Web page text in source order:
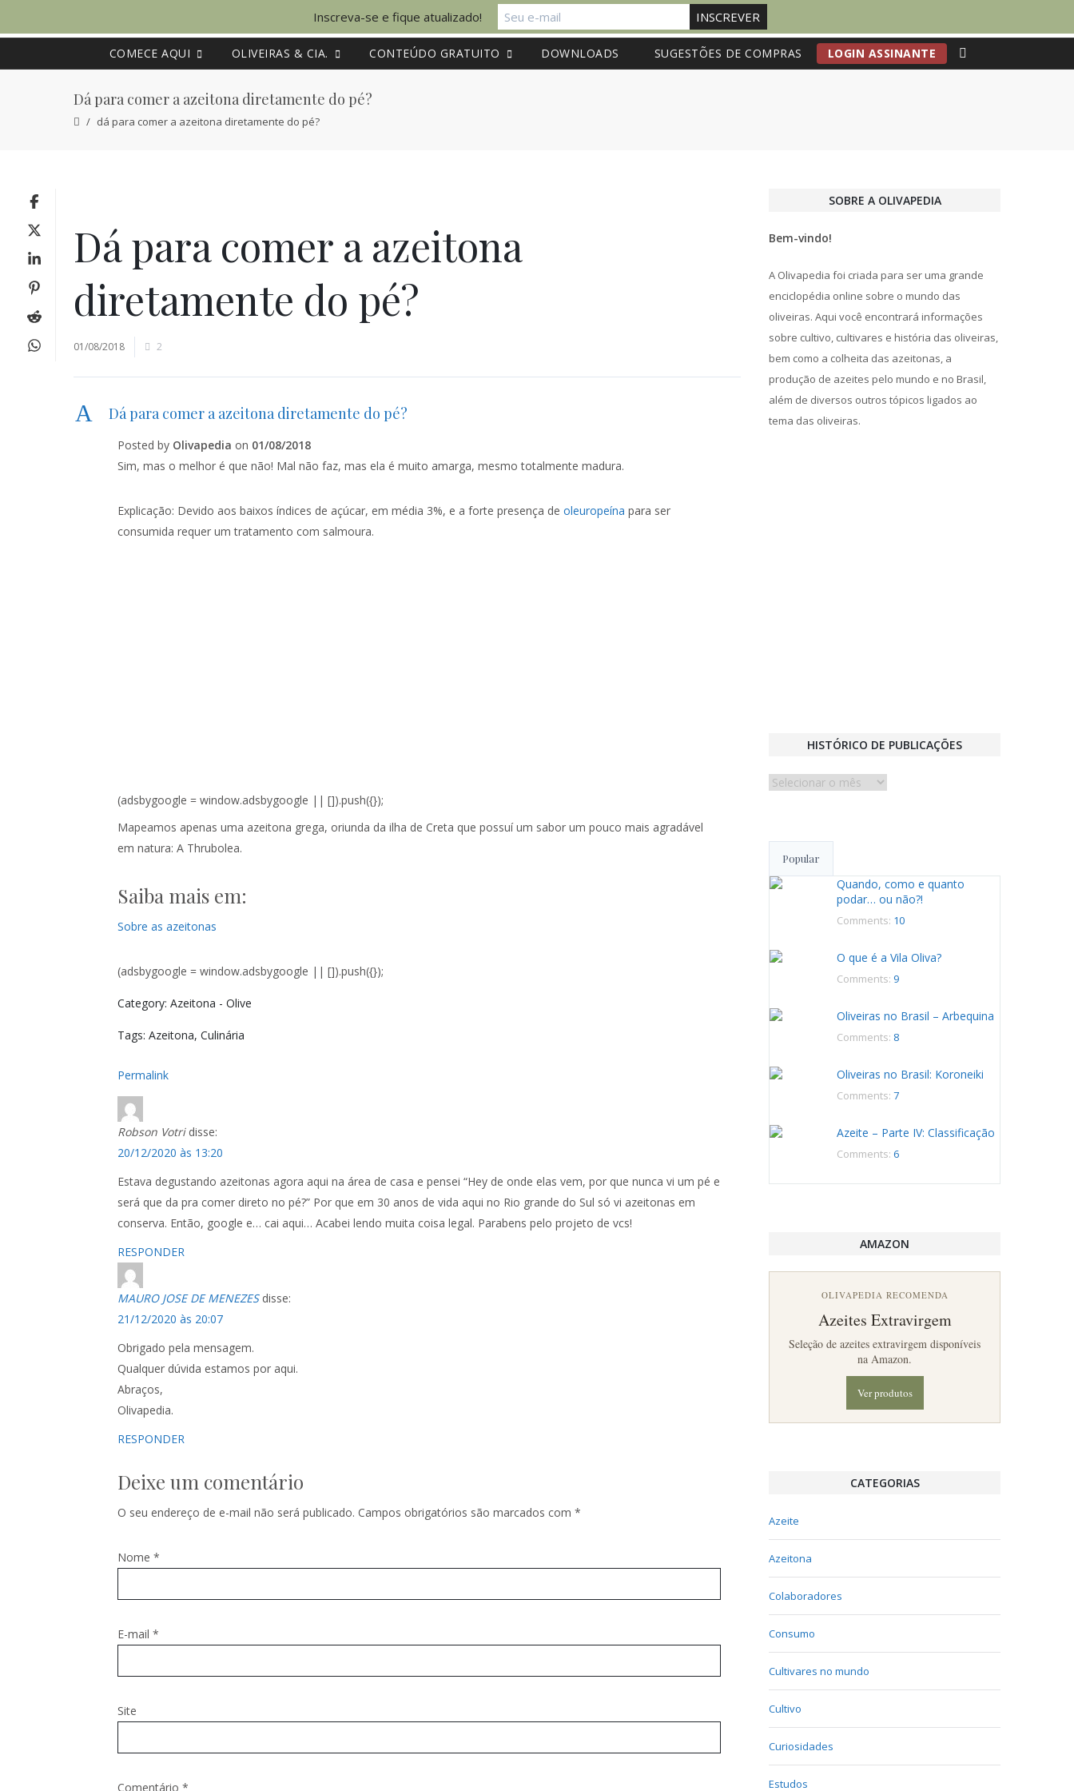
COMECE AQUI OLIVEIRAS & CIA. CONTEÚDO GRATUITO DOWNLOADS SUGESTÕES DE COMPRAS LOGIN ASSINANTE
Dá para comer a azeitona diretamente do pé?
dá para comer a azeitona diretamente do pé?
Dá para comer a azeitona
diretamente do pé?
01/08/2018 2
A Dá para comer a azeitona diretamente do pé?
Posted by Olivapedia on 01/08/2018
Sim, mas o melhor é que não! Mal não faz, mas ela é muito amarga, mesmo totalmente madura.
Explicação: Devido aos baixos índices de açúcar, em média 3%, e a forte presença de oleuropeína para ser
consumida requer um tratamento com salmoura.
(adsbygoogle = window.adsbygoogle || []).push({});
Mapeamos apenas uma azeitona grega, oriunda da ilha de Creta que possuí um sabor um pouco mais agradável
em natura: A Thrubolea.
Saiba mais em:
Sobre as azeitonas
(adsbygoogle = window.adsbygoogle || []).push({});
Category: Azeitona - Olive
Tags: Azeitona, Culinária
Permalink
Robson Votri disse:
20/12/2020 às 13:20
Estava degustando azeitonas agora aqui na área de casa e pensei “Hey de onde elas vem, por que nunca vi um pé e
será que da pra comer direto no pé?” Por que em 30 anos de vida aqui no Rio grande do Sul só vi azeitonas em
conserva. Então, google e… cai aqui… Acabei lendo muita coisa legal. Parabens pelo projeto de vcs!
RESPONDER
MAURO JOSE DE MENEZES disse:
21/12/2020 às 20:07
Obrigado pela mensagem.
Qualquer dúvida estamos por aqui.
Abraços,
Olivapedia.
RESPONDER
Deixe um comentário
O seu endereço de e-mail não será publicado. Campos obrigatórios são marcados com *
Nome *
E-mail *
Site
Comentário *
SOBRE A OLIVAPEDIA
Bem-vindo!
A Olivapedia foi criada para ser uma grande
enciclopédia online sobre o mundo das
oliveiras. Aqui você encontrará informações
sobre cultivo, cultivares e história das oliveiras,
bem como a colheita das azeitonas, a
produção de azeites pelo mundo e no Brasil,
além de diversos outros tópicos ligados ao
tema das oliveiras.
HISTÓRICO DE PUBLICAÇÕES
Histórico
Popular
Quando, como e quanto
podar… ou não?!
Comments: 10
O que é a Vila Oliva?
Comments: 9
Oliveiras no Brasil – Arbequina
Comments: 8
Oliveiras no Brasil: Koroneiki
Comments: 7
Azeite – Parte IV: Classificação
Comments: 6
AMAZON
OLIVAPEDIA RECOMENDA
Azeites Extravirgem
Seleção de azeites extravirgem disponíveis
na Amazon.
Ver produtos
CATEGORIAS
Azeite
Azeitona
Colaboradores
Consumo
Cultivares no mundo
Cultivo
Curiosidades
Estudos
Inscreva-se e fique atualizado!